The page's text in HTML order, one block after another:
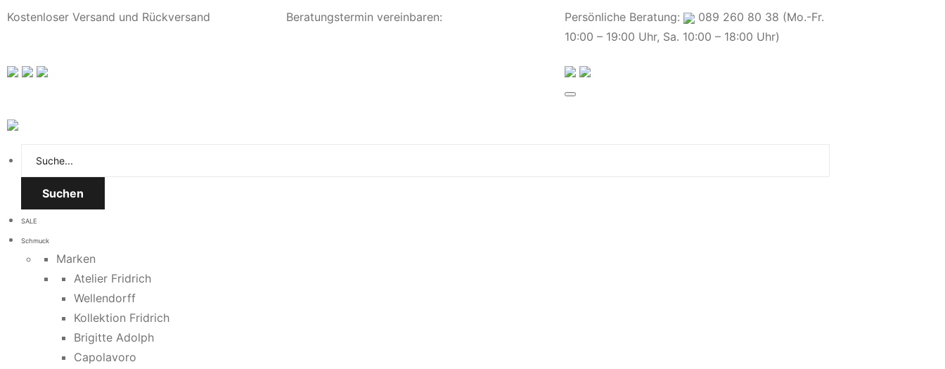
Kostenloser Versand und Rückversand Beratungstermin vereinbaren: Persönliche Beratung:
089 260 80 38 (Mo.-Fr.
10:00 – 19:00 Uhr, Sa. 10:00 – 18:00 Uhr)
Suchen
SALE
Schmuck
Marken
Atelier Fridrich
Wellendorff
Kollektion Fridrich
Brigitte Adolph
Capolavoro